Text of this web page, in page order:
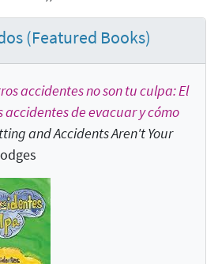
(Featured Books)
accidentes no son tu culpa: El
accidentes de evacuar y cómo
and Accidents Aren't Your